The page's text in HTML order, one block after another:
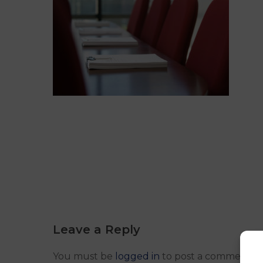
Leave a Reply
You must be logged in to post a comment.